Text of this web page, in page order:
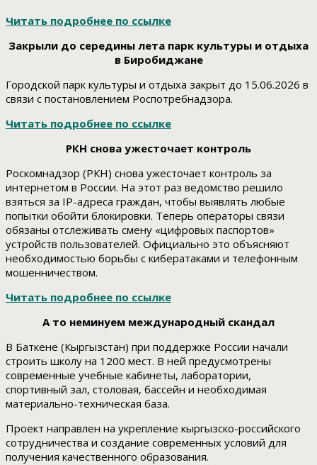
Читать подробнее по ссылке
Закрыли до середины лета парк культуры и отдыха
в Биробиджане
Городской парк культуры и отдыха закрыт до 15.06.2026 в
связи с постановлением Роспотребнадзора.
Читать подробнее по ссылке
РКН снова ужесточает контроль
Роскомнадзор (РКН) снова ужесточает контроль за
интернетом в России. На этот раз ведомство решило
взяться за IP-адреса граждан, чтобы выявлять любые
попытки обойти блокировки. Теперь операторы связи
обязаны отслеживать смену «цифровых паспортов»
устройств пользователей. Официально это объясняют
необходимостью борьбы с кибератаками и телефонным
мошенничеством.
Читать подробнее по ссылке
А то неминуем международный скандал
В Баткене (Кыргызстан) при поддержке России начали
строить школу на 1200 мест. В ней предусмотрены
современные учебные кабинеты, лаборатории,
спортивный зал, столовая, бассейн и необходимая
материально-техническая база.
Проект направлен на укрепление кыргызско-российского
сотрудничества и создание современных условий для
получения качественного образования.